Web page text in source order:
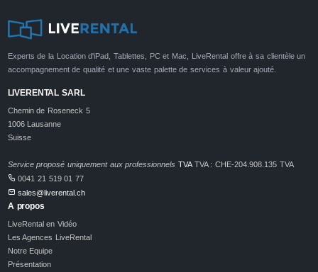
Experts de la Location d'iPad, Tablettes, PC et Mac, LiveRental offre à sa clientèle un
accompagnement de qualité et une vaste palette de services à valeur ajouté.
LIVERENTAL SARL
Chemin de Roseneck 5
1006 Lausanne
Suisse
Service proposé uniquement aux professionnels TVATVA : CHE-204.908.135 TVA
0041 21 519 01 77
sales@liverental.ch
A propos
LiveRental en Vidéo
Les Agences LiveRental
Notre Equipe
Présentation